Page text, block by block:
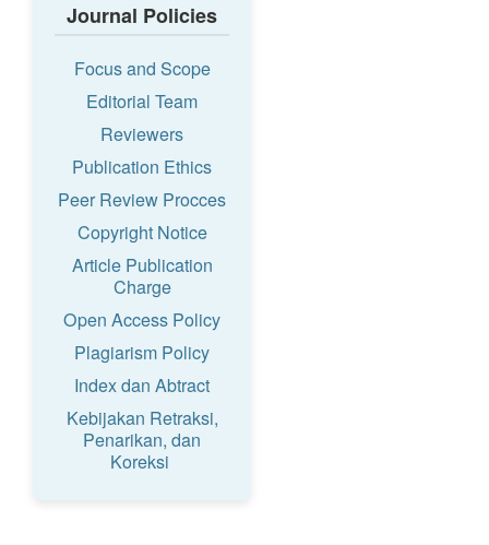
Journal Policies
Focus and Scope
Editorial Team
Reviewers
Publication Ethics
Peer Review Procces
Copyright Notice
Article Publication
Charge
Open Access Policy
Plagiarism Policy
Index dan Abtract
Kebijakan Retraksi,
Penarikan, dan
Koreksi